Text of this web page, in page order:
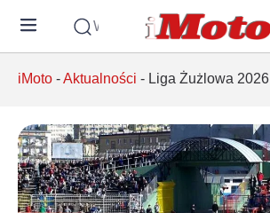
Wyszukaj
iMoto -Aktualności - Liga Żużlowa 2026